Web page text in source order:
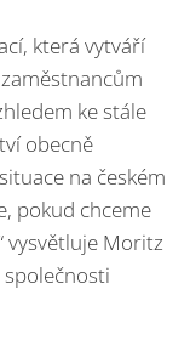
která vytváří
ke stále
obecně
na českém
pokud chceme
vysvětluje Moritz